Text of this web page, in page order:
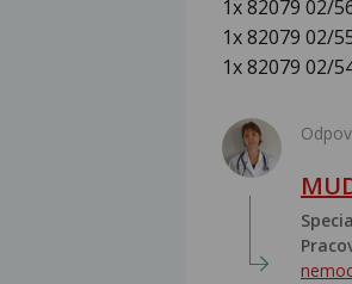
1x 82079 02/
1x 82079 02/
1x 82079 02/